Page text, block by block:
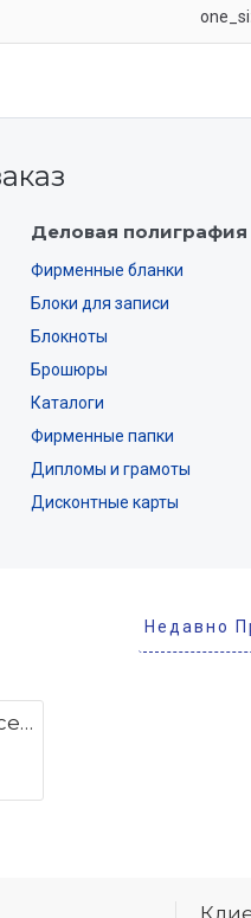
Деловая полиграфия
Фирменные бланки
Блоки для записи
Блокноты
Брошюры
Каталоги
Фирменные папки
Дипломы и грамоты
Дисконтные карты
Недавно
Набор Bloomsday, серый